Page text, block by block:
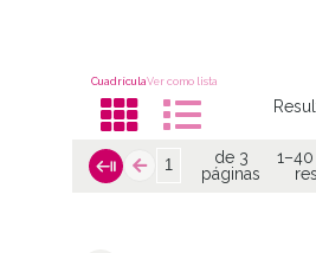
CuadrículaVer como lista
de 3
páginas